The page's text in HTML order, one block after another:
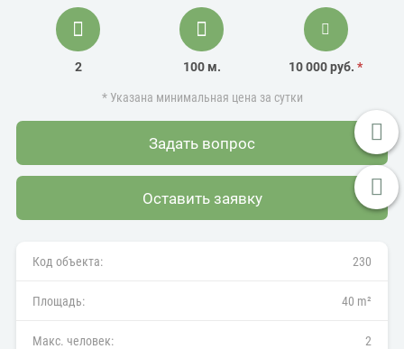
2 100 м. 10 000 руб.*
* Указана минимальная цена за сутки
Задать вопрос
Оставить заявку
Код объекта: 230
Площадь: 40 m²
Макс. человек: 2